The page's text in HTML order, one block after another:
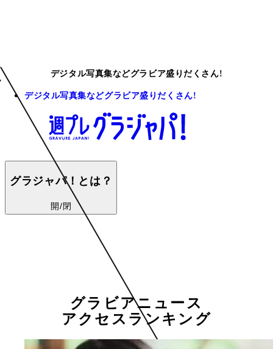
デジタル写真集などグラビア盛りだくさん!
デジタル写真集などグラビア盛りだくさん!
グラジャパ！とは？
開/閉
グラビアニュース
アクセスランキング